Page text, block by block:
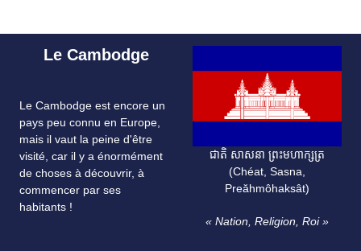
Le Cambodge
Le Cambodge est encore un
pays peu connu en Europe,
mais il vaut la peine d'être
visité, car il y a énormément
de choses à découvrir, à
commencer par ses
habitants !
ជាតិ សាសនា ព្រះមហាក្សត្រ
(Chéat, Sasna,
Preăhmôhaksât)
« Nation, Religion, Roi »